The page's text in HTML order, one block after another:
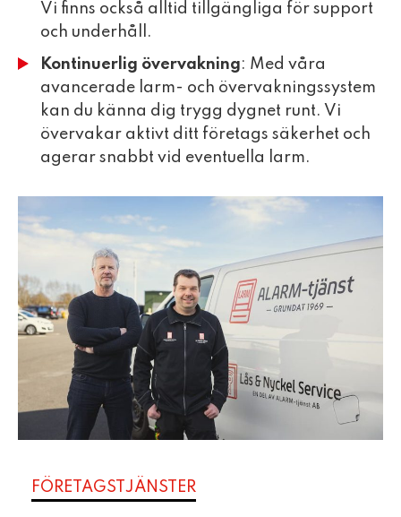
Vi finns också alltid tillgängliga för support
och underhåll.
Kontinuerlig övervakning: Med våra
avancerade larm- och övervakningssystem
kan du känna dig trygg dygnet runt. Vi
övervakar aktivt ditt företags säkerhet och
agerar snabbt vid eventuella larm.
FÖRETAGSTJÄNSTER